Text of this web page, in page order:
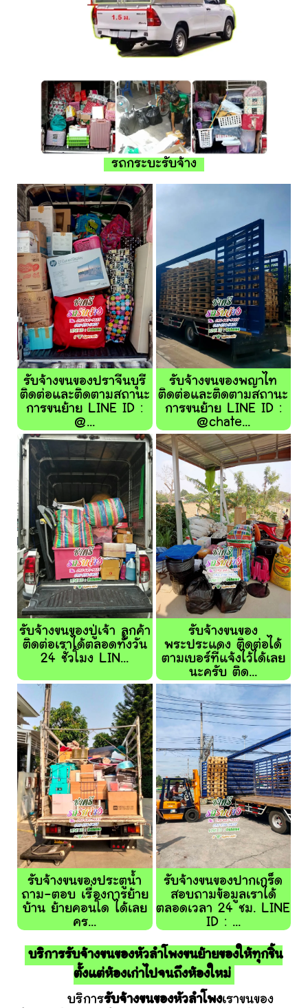
รถกระบะรับจ้าง
รับจ้างขนของปราจีนบุรี
ติดต่อและติดตามสถานะ
การขนย้าย LINE ID :
@...
รับจ้างขนของพญาไท
ติดต่อและติดตามสถานะ
การขนย้าย LINE ID :
@chate...
รับจ้างขนของปู่เจ้า ลูกค้า
ติดต่อเราได้ตลอดทั้งวัน
24 ชั่วโมง LIN...
รับจ้างขนของ
พระประแดง ติดต่อได้
ตามเบอร์ที่แจ้งไว้ได้เลย
นะครับ ติด...
รับจ้างขนของประตูน้ำ
ถาม-ตอบ เรื่องการย้าย
บ้าน ย้ายคอนโด ได้เลย
คร...
รับจ้างขนของปากเกร็ด
สอบถามข้อมูลเราได้
ตลอดเวลา 24 ชม. LINE
ID : ...
บริการรับจ้างขนของหัวลำโพงขนย้ายของให้ทุกชิ้น
ตั้งแต่ห้องเก่าไปจนถึงห้องใหม่
บริการรับจ้างขนของหัวลำโพงเราขนของ